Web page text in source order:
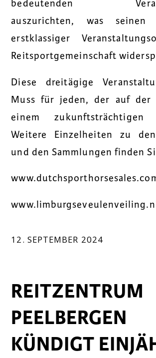
bedeutenden
auszurichten, was
erstklassiger
Reitsportgemeinschaft
Diese dreitägige
Muss für jeden, der auf der
einem
Weitere Einzelheiten zu
und den Sammlungen finden
12. SEPTEMBER 2024
REITZENTRUM
PEELBERGEN
KÜNDIGT